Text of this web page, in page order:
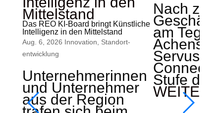
Das REO KI-Board bringt Künstliche
Intelligenz in den Mittelstand
Aug. 6, 2026 Innovation
Standort­
entwicklung
Unternehmerinnen
und Unternehmer
aus der Region
Nach
am
Connect
Stufe der